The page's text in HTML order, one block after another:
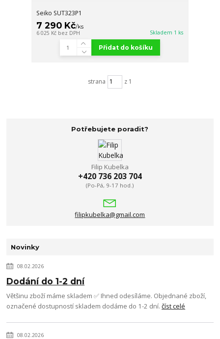
Seiko SUT323P1
7 290 Kč/ks
6 025 Kč bez DPH Skladem 1 ks
Přidat do košíku
strana z 1
Potřebujete poradit?
Filip Kubelka
+420 736 203 704
(Po-Pá, 9-17 hod.)
filipkubelka@gmail.com
Novinky
08.02.2026
Dodání do 1-2 dní
Většinu zboží máme skladem ✅ Ihned odesíláme. Objednané zboží,
označené dostupností skladem dodáme do 1-2 dní.číst celé
08.02.2026